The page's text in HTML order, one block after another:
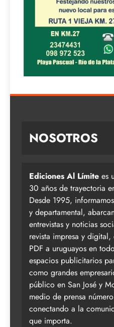
NOSOTROS
Ediciones Al Límite es
30 años de trayectoria
Desde 1995,
y departamental,
entrevistas y noticias
revista impresa y
PDF a uruguayos en
espacios publicitarios
como grandes
público en San José y
medio de prensa
conectando a la
que importa.